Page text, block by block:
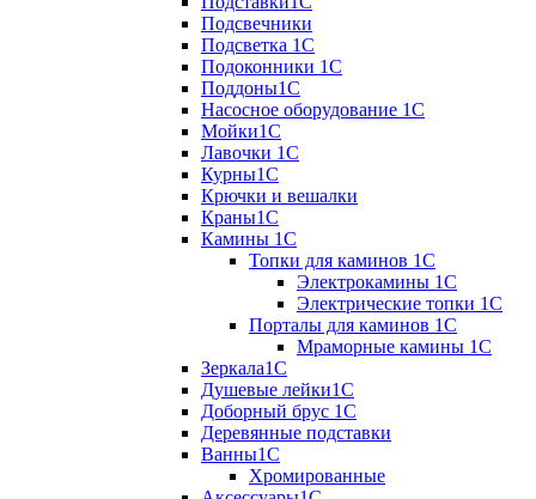
Подсвечники
Подсветка 1С
Подоконники 1С
Поддоны1С
Насосное оборудование 1С
Мойки1С
Лавочки 1С
Курны1С
Крючки и вешалки
Краны1С
Камины 1C
Топки для каминов 1C
Электрокамины 1С
Электрические топки 1C
Порталы для каминов 1С
Мраморные камины 1C
Зеркала1С
Душевые лейки1С
Доборный брус 1С
Деревянные подставки
Ванны1С
Хромированные